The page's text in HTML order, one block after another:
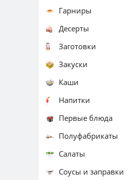
Гарниры
Десерты
Заготовки
Закуски
Каши
Напитки
Первые блюда
Полуфабрикаты
Салаты
Соусы и заправки